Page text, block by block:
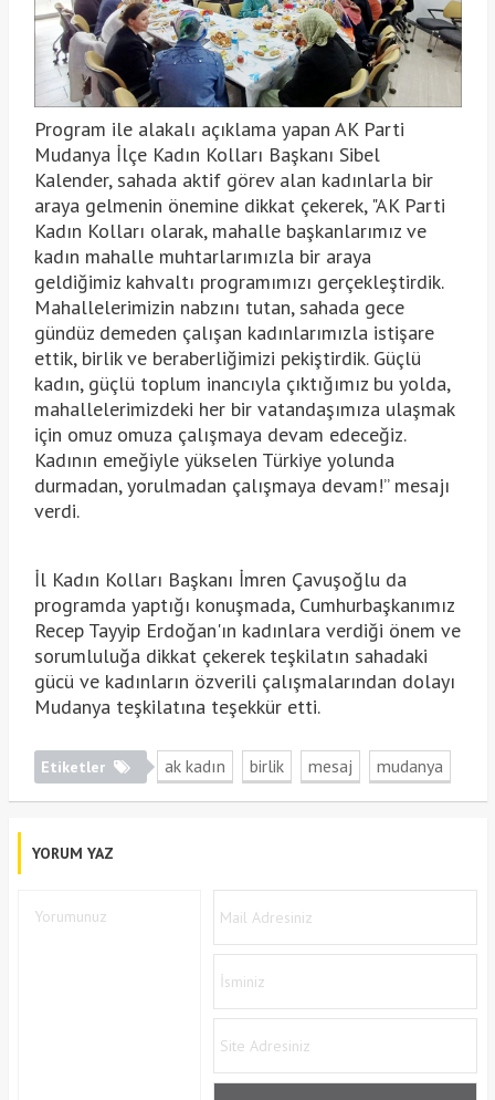
Program ile alakalı açıklama yapan AK Parti
Mudanya İlçe Kadın Kolları Başkanı Sibel
Kalender, sahada aktif görev alan kadınlarla bir
araya gelmenin önemine dikkat çekerek, "AK Parti
Kadın Kolları olarak, mahalle başkanlarımız ve
kadın mahalle muhtarlarımızla bir araya
geldiğimiz kahvaltı programımızı gerçekleştirdik.
Mahallelerimizin nabzını tutan, sahada gece
gündüz demeden çalışan kadınlarımızla istişare
ettik, birlik ve beraberliğimizi pekiştirdik. Güçlü
kadın, güçlü toplum inancıyla çıktığımız bu yolda,
mahallelerimizdeki her bir vatandaşımıza ulaşmak
için omuz omuza çalışmaya devam edeceğiz.
Kadının emeğiyle yükselen Türkiye yolunda
durmadan, yorulmadan çalışmaya devam!” mesajı
verdi.
İl Kadın Kolları Başkanı İmren Çavuşoğlu da
programda yaptığı konuşmada, Cumhurbaşkanımız
Recep Tayyip Erdoğan'ın kadınlara verdiği önem ve
sorumluluğa dikkat çekerek teşkilatın sahadaki
gücü ve kadınların özverili çalışmalarından dolayı
Mudanya teşkilatına teşekkür etti.
Etiketler ak kadın birlik mesaj mudanya
YORUM YAZ